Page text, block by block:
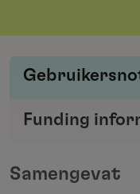
Samengevat
verstrekker met de
Funding